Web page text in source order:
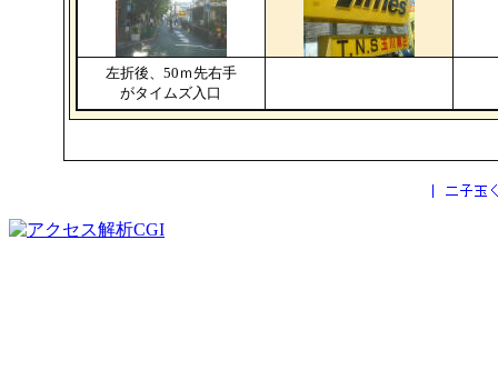
左折後、50ｍ先右手
がタイムズ入口